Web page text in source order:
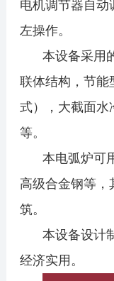
电机调节器自动
左操作。
本设备采用
联体结构，节能
式），大截面水
等。
本电弧炉可
高级合金钢等，
筑。
本设备设计
经济实用。